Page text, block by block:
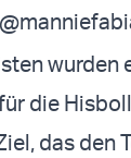
die
das den